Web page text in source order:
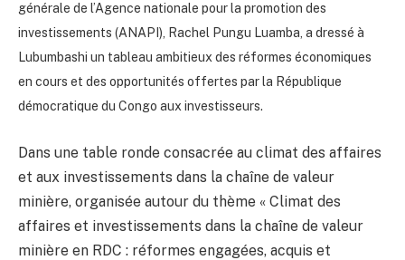
générale de l’Agence nationale pour la promotion des
investissements (ANAPI), Rachel Pungu Luamba, a dressé à
Lubumbashi un tableau ambitieux des réformes économiques
en cours et des opportunités offertes par la République
démocratique du Congo aux investisseurs.
Dans une table ronde consacrée au climat des affaires
et aux investissements dans la chaîne de valeur
minière, organisée autour du thème « Climat des
affaires et investissements dans la chaîne de valeur
minière en RDC : réformes engagées, acquis et